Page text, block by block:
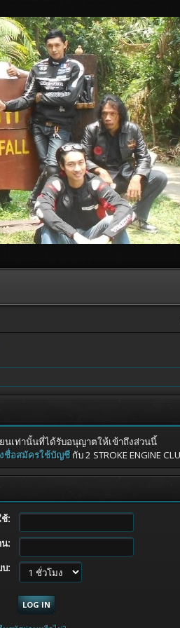
นเท่านั้นที่ได้รับอนุญาตให้เข้าถึงส่วนนี้
ชื่อสมัครใช้บัญชีกับ 2 STROKE ENGINE
:
:
บ: